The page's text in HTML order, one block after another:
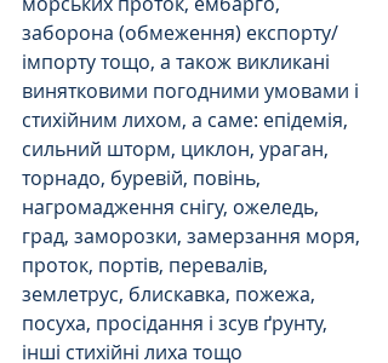
заборона (обмеження) експорту/
імпорту тощо, а також викликані
винятковими погодними умовами і
стихійним лихом, а саме: епідемія,
сильний шторм, циклон, ураган,
торнадо, буревій, повінь,
нагромадження снігу, ожеледь,
град, заморозки, замерзання моря,
проток, портів, перевалів,
землетрус, блискавка, пожежа,
посуха, просідання і зсув ґрунту,
інші стихійні лиха тощо